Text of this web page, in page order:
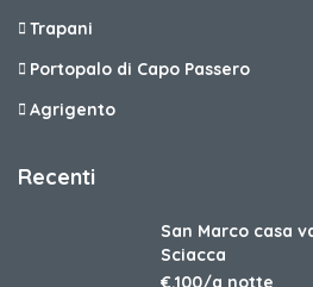
Trapani
Portopalo di Capo Passero
Agrigento
Recenti
San Marco casa
Sciacca
€.100/a notte